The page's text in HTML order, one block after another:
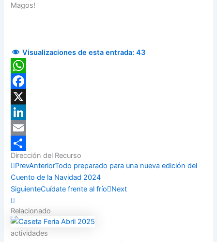
Magos!
Visualizaciones de esta entrada: 43
WhatsApp
Facebook
X
LinkedIn
Email
Compartir
Dirección del Recurso
PrevAnteriorTodo preparado para una nueva edición del
Cuento de la Navidad 2024
SiguienteCuídate frente al frío Next
Relacionado
actividades